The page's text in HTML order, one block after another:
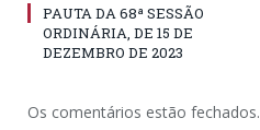
PAUTA DA 68ª SESSÃO
ORDINÁRIA, DE 15 DE
DEZEMBRO DE 2023
Os comentários estão fechados.